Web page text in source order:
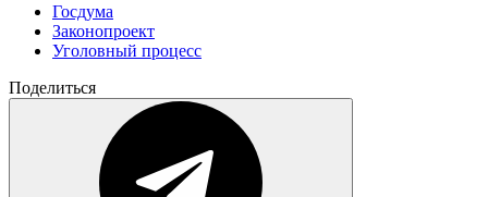
Госдума
Законопроект
Уголовный процесс
Поделиться